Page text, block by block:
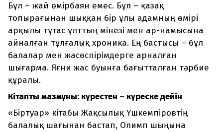
Бұл – жай өмірбаян емес. Бұл – қазақ
топырағынан шыққан бір ұлы адамның өмірі
арқылы тұтас ұлттың мінезі мен ар-намысына
айналған тұлғалық хроника. Ең бастысы – бұл
балалар мен жасөспірімдерге арналған
шығарма. Яғни жас буынға бағытталған тәрбие
құралы.
Кітаптың мазмұны: күрестен – күреске дейін
«Біртуар» кітабы Жақсылық Үшкемпіровтің
балалық шағынан бастап, Олимп шыңына